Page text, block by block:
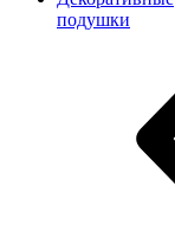
подушки